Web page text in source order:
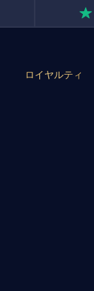
ロイヤルティ